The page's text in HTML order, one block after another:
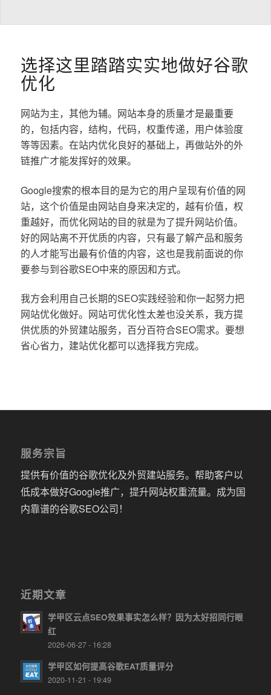
选择这里踏踏实实地做好谷歌
优化
网站为主，其他为辅。网站本身的质量才是最重要
的，包括内容，结构，代码，权重传递，用户体验度
等等因素。在站内优化良好的基础上，再做站外的外
链推广才能发挥好的效果。
Google搜索的根本目的是为它的用户呈现有价值的网
站，这个价值是由网站自身来决定的，越有价值，权
重越好，而优化网站的目的就是为了提升网站价值。
好的网站离不开优质的内容，只有最了解产品和服务
的人才能写出最有价值的内容，这也是我前面说的你
要参与到谷歌SEO中来的原因和方式。
我方会利用自己长期的SEO实践经验和你一起努力把
网站优化做好。网站可优化性太差也没关系，我方提
供优质的外贸建站服务，百分百符合SEO需求。要想
省心省力，建站优化都可以选择我方完成。
服务宗旨
提供有价值的谷歌优化及外贸建站服务。帮助客户以
低成本做好Google推广，提升网站权重流量。成为国
内靠谱的谷歌SEO公司！
近期文章
学甲区云点SEO效果事实怎么样？因为太好招同行眼
红
2026-06-27 - 16:28
学甲区如何提高谷歌EAT质量评分
2020-11-21 - 19:49